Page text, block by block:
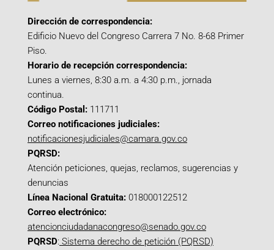
Dirección de correspondencia:
Edificio Nuevo del Congreso Carrera 7 No. 8-68 Primer
Piso.
Horario de recepción correspondencia:
Lunes a viernes, 8:30 a.m. a 4:30 p.m., jornada
continua.
Código Postal: 111711
Correo notificaciones judiciales:
notificacionesjudiciales@camara.gov.co
PQRSD:
Atención peticiones, quejas, reclamos, sugerencias y
denuncias
Línea Nacional Gratuita: 018000122512
Correo electrónico:
atencionciudadanacongreso@senado.gov.co
PQRSD: Sistema derecho de petición (PQRSD)